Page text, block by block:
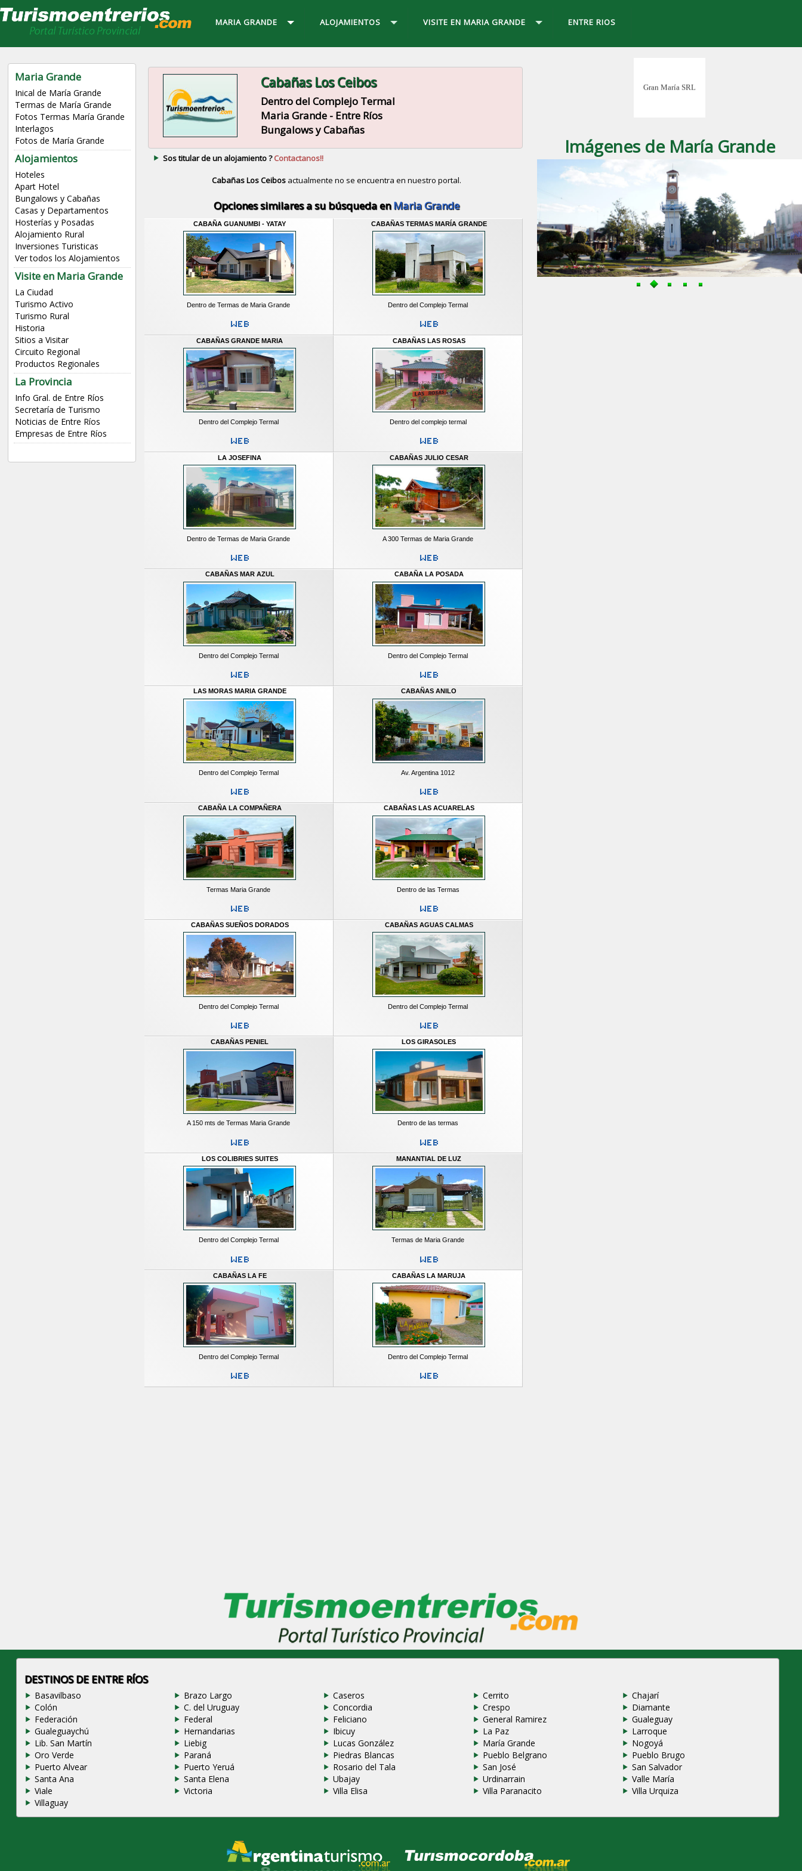
MARIA GRANDE ALOJAMIENTOS VISITE EN MARIA GRANDE ENTRE RIOS
Maria Grande
Inical de María Grande
Termas de María Grande
Fotos Termas María Grande
Interlagos
Fotos de María Grande
Alojamientos
Hoteles
Apart Hotel
Bungalows y Cabañas
Casas y Departamentos
Hosterías y Posadas
Alojamiento Rural
Inversiones Turisticas
Ver todos los Alojamientos
Visite en Maria Grande
La Ciudad
Turismo Activo
Turismo Rural
Historia
Sitios a Visitar
Circuito Regional
Productos Regionales
La Provincia
Info Gral. de Entre Ríos
Secretaría de Turismo
Noticias de Entre Ríos
Empresas de Entre Ríos
Cabañas Los Ceibos
Dentro del Complejo Termal
Maria Grande - Entre Ríos
Bungalows y Cabañas
Sos titular de un alojamiento ?Contactanos!!
Cabañas Los Ceibos actualmente no se encuentra en nuestro portal.
Opciones similares a su búsqueda enMaria Grande
CABAÑA GUANUMBI - YATAY
Dentro de Termas de Maria Grande
CABAÑAS TERMAS MARÍA GRANDE
Dentro del Complejo Termal
CABAÑAS GRANDE MARIA
Dentro del Complejo Termal
CABAÑAS LAS ROSAS
Dentro del complejo termal
LA JOSEFINA
Dentro de Termas de Maria Grande
CABAÑAS JULIO CESAR
A 300 Termas de Maria Grande
CABAÑAS MAR AZUL
Dentro del Complejo Termal
CABAÑA LA POSADA
Dentro del Complejo Termal
LAS MORAS MARIA GRANDE
Dentro del Complejo Termal
CABAÑAS ANILO
Av. Argentina 1012
CABAÑA LA COMPAÑERA
Termas Maria Grande
CABAÑAS LAS ACUARELAS
Dentro de las Termas
CABAÑAS SUEÑOS DORADOS
Dentro del Complejo Termal
CABAÑAS AGUAS CALMAS
Dentro del Complejo Termal
CABAÑAS PENIEL
A 150 mts de Termas Maria Grande
LOS GIRASOLES
Dentro de las termas
LOS COLIBRIES SUITES
Dentro del Complejo Termal
MANANTIAL DE LUZ
Termas de Maria Grande
CABAÑAS LA FE
Dentro del Complejo Termal
CABAÑAS LA MARUJA
Dentro del Complejo Termal
Imágenes de María Grande
DESTINOS DE ENTRE RÍOS
Basavilbaso Brazo Largo Caseros Cerrito
Chajarí
Colón
C. del Uruguay Concordia Crespo
Diamante
Federación
Federal Feliciano General Ramirez
Gualeguay
Gualeguaychú
Hernandarias Ibicuy La Paz
Larroque
Lib. San Martín
Liebig Lucas González María Grande
Nogoyá
Oro Verde
Paraná Piedras Blancas Pueblo Belgrano
Pueblo Brugo
Puerto Alvear
Puerto Yeruá Rosario del Tala San José
San Salvador
Santa Ana
Santa Elena Ubajay Urdinarrain
Valle María
Viale
Victoria Villa Elisa Villa Paranacito
Villa Urquiza
Villaguay